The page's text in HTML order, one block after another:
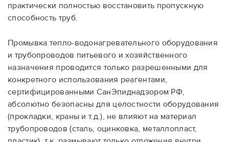
практически полностью восстановить пропускную
способность труб.
Промывка тепло-водонагревательного оборудования
и трубопроводов питьевого и хозяйственного
назначения проводится только разрешенными для
конкретного использования реагентами,
сертифицированными СанЭпиднадзором РФ,
абсолютно безопасны для целостности оборудования
(прокладки, краны и т.д.), не влияют на материал
трубопроводов (сталь, оцинковка, металлопласт,